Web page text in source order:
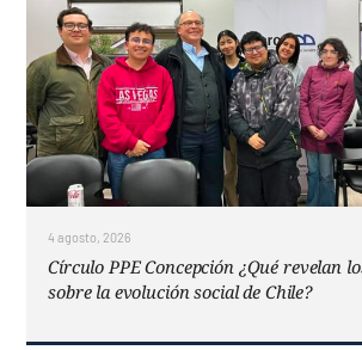
4 agosto, 2026
Círculo PPE Concepción ¿Qué revelan
sobre la evolución social de Chile?